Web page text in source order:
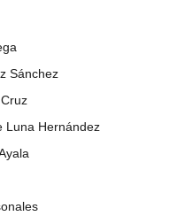
Sánchez
Luna Hernández